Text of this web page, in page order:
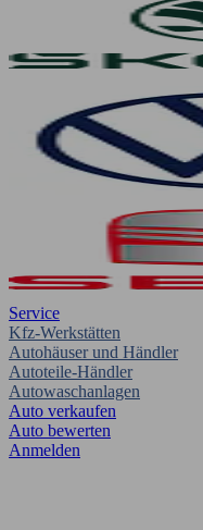
Service
Kfz-Werkstätten
Autohäuser und Händler
Autoteile-Händler
Autowaschanlagen
Auto verkaufen
Auto bewerten
Anmelden